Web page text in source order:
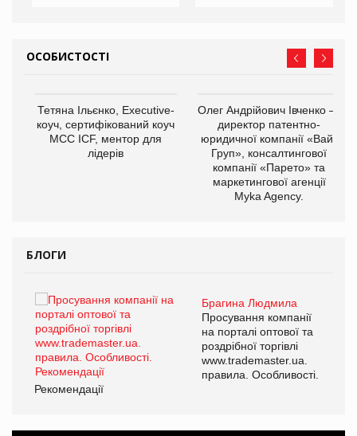
ОСОБИСТОСТІ
Тетяна Ільєнко, Executive-
коуч, сертифікований коуч
МСС ICF, ментор для
лідерів
Олег Андрійович Івченко —
директор патентно-
юридичної компанії «Вайз
Груп», консалтингової
компанії «Парето» та
маркетингової агенції
Myka Agency.
БЛОГИ
Брагина Людмила
Просування компанії
на порталі оптової та
роздрібної торгівлі
www.trademaster.ua.
правила. Особливості.
Рекомендації